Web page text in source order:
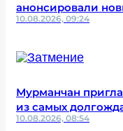
анонсировали
10.08.2026, 09:24
Мурманчан
из самых
10.08.2026, 08:54